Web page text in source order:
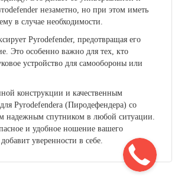
незаметно, но при этом иметь
в случае необходимости.
Pyrodefender, предотвращая его
Это особенно важно для тех, кто
устройство для самообороны или
конструкции и качественным
Pyrodefendera (Пиродефендера) со
надежным спутником в любой ситуации.
и удобное ношение вашего
уверенности в себе.